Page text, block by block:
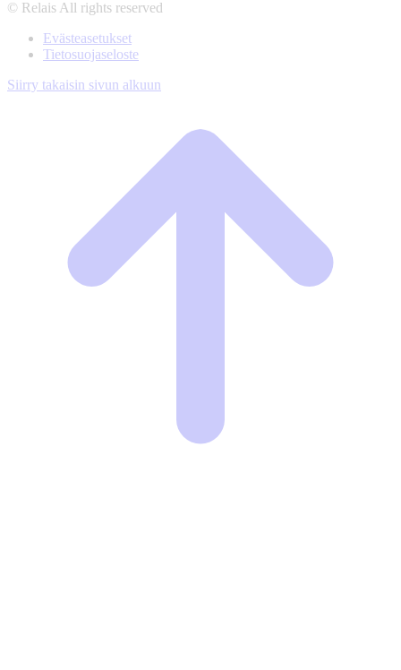
© Relais All rights reserved
Evästeasetukset
Tietosuojaseloste
Siirry takaisin sivun alkuun